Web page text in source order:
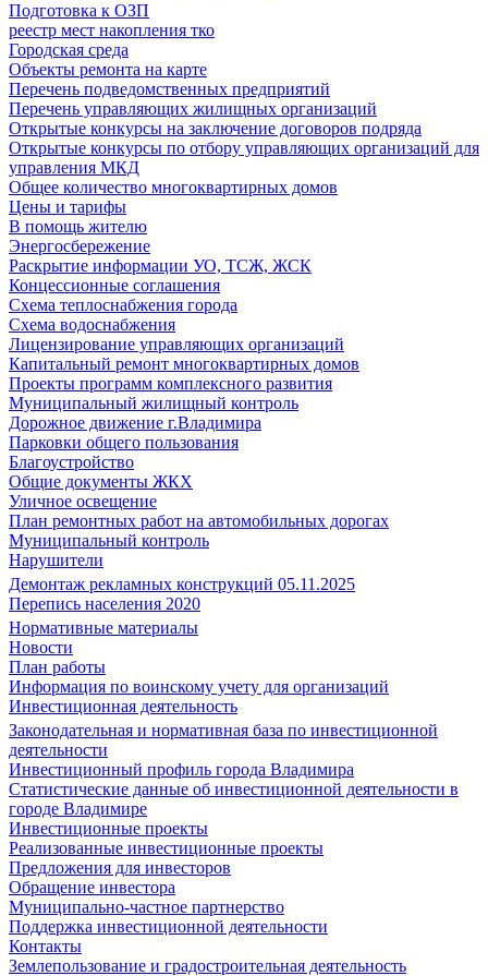
Подготовка к ОЗП
реестр мест накопления тко
Городская среда
Объекты ремонта на карте
Перечень подведомственных предприятий
Перечень управляющих жилищных организаций
Открытые конкурсы на заключение договоров подряда
Открытые конкурсы по отбору управляющих организаций для
управления МКД
Общее количество многоквартирных домов
Цены и тарифы
В помощь жителю
Энергосбережение
Раскрытие информации УО, ТСЖ, ЖСК
Концессионные соглашения
Схема теплоснабжения города
Схема водоснабжения
Лицензирование управляющих организаций
Капитальный ремонт многоквартирных домов
Проекты программ комплексного развития
Муниципальный жилищный контроль
Дорожное движение г.Владимира
Парковки общего пользования
Благоустройство
Общие документы ЖКХ
Уличное освещение
План ремонтных работ на автомобильных дорогах
Муниципальный контроль
Нарушители
Демонтаж рекламных конструкций 05.11.2025
Перепись населения 2020
Нормативные материалы
Новости
План работы
Информация по воинскому учету для организаций
Инвестиционная деятельность
Законодательная и нормативная база по инвестиционной
деятельности
Инвестиционный профиль города Владимира
Статистические данные об инвестиционной деятельности в
городе Владимире
Инвестиционные проекты
Реализованные инвестиционные проекты
Предложения для инвесторов
Обращение инвестора
Муниципально-частное партнерство
Поддержка инвестиционной деятельности
Контакты
Землепользование и градостроительная деятельность